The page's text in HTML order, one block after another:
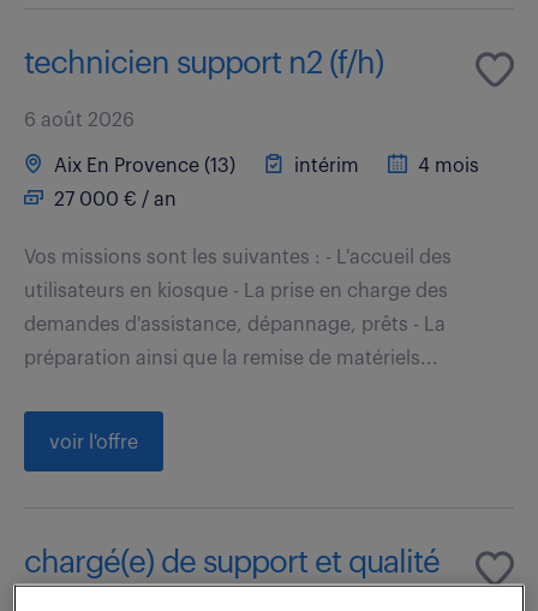
technicien support n2 (f/h)
6 août 2026
Aix En Provence (13) intérim
4 mois
27 000 € / an
Vos missions sont les suivantes : - L'accueil des
utilisateurs en kiosque - La prise en charge des
demandes d'assistance, dépannage, prêts - La
préparation ainsi que la remise de matériels...
voir l'offre
chargé(e) de support et qualité